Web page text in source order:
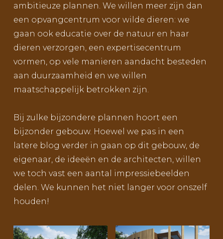
ambitieuze plannen. We willen meer zijn dan
een opvangcentrum voor wilde dieren: we
gaan ook educatie over de natuur en haar
dieren verzorgen, een expertisecentrum
vormen, op vele manieren aandacht besteden
aan duurzaamheid en we willen
maatschappelijk betrokken zijn.
Bij zulke bijzondere plannen hoort een
bijzonder gebouw. Hoewel we pas in een
latere blog verder in gaan op dit gebouw, de
eigenaar, de ideeën en de architecten, willen
we toch vast een aantal impressiebeelden
delen. We kunnen het niet langer voor onszelf
houden!